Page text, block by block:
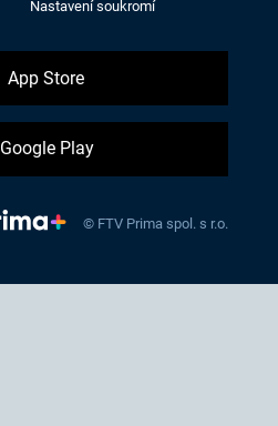
Nastavení soukromí
App Store
Google Play
© FTV Prima spol. s r.o.